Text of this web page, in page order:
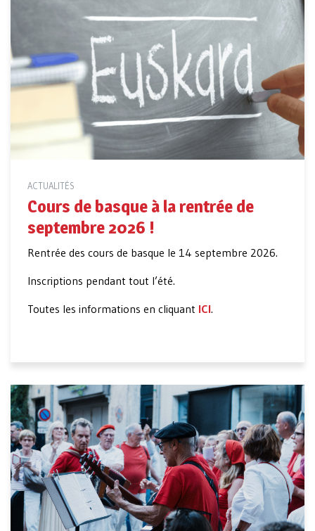
ACTUALITÉS
Cours de basque à la rentrée de
septembre 2026 !
Rentrée des cours de basque le 14 septembre 2026.
Inscriptions pendant tout l’été.
Toutes les informations en cliquant ICI.